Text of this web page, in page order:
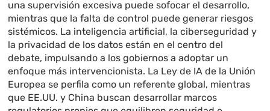
una supervisión excesiva puede sofocar el desarrollo,
mientras que la falta de control puede generar riesgos
sistémicos. La inteligencia artificial, la ciberseguridad y
la privacidad de los datos están en el centro del
debate, impulsando a los gobiernos a adoptar un
enfoque más intervencionista. La Ley de IA de la Unión
Europea se perfila como un referente global, mientras
que EE.UU. y China buscan desarrollar marcos